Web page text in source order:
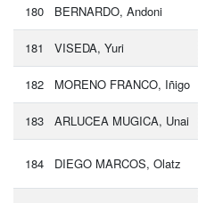
180 BERNARDO, Andoni
181 VISEDA, Yuri
182 MORENO FRANCO, Iñigo
183 ARLUCEA MUGICA, Unai
184 DIEGO MARCOS, Olatz